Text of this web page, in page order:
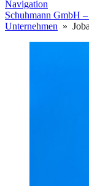
Navigation
Schuhmann GmbH
Unternehmen »